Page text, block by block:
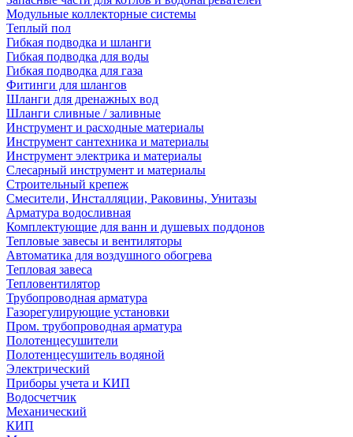
Модульные коллекторные системы
Теплый пол
Гибкая подводка и шланги
Гибкая подводка для воды
Гибкая подводка для газа
Фитинги для шлангов
Шланги для дренажных вод
Шланги сливные / заливные
Инструмент и расходные материалы
Инструмент сантехника и материалы
Инструмент электрика и материалы
Слесарный инструмент и материалы
Строительный крепеж
Смесители, Инсталляции, Раковины, Унитазы
Арматура водосливная
Комплектующие для ванн и душевых поддонов
Тепловые завесы и вентиляторы
Автоматика для воздушного обогрева
Тепловая завеса
Тепловентилятор
Трубопроводная арматура
Газорегулирующие установки
Пром. трубопроводная арматура
Полотенцесушители
Полотенцесушитель водяной
Электрический
Приборы учета и КИП
Водосчетчик
Механический
КИП